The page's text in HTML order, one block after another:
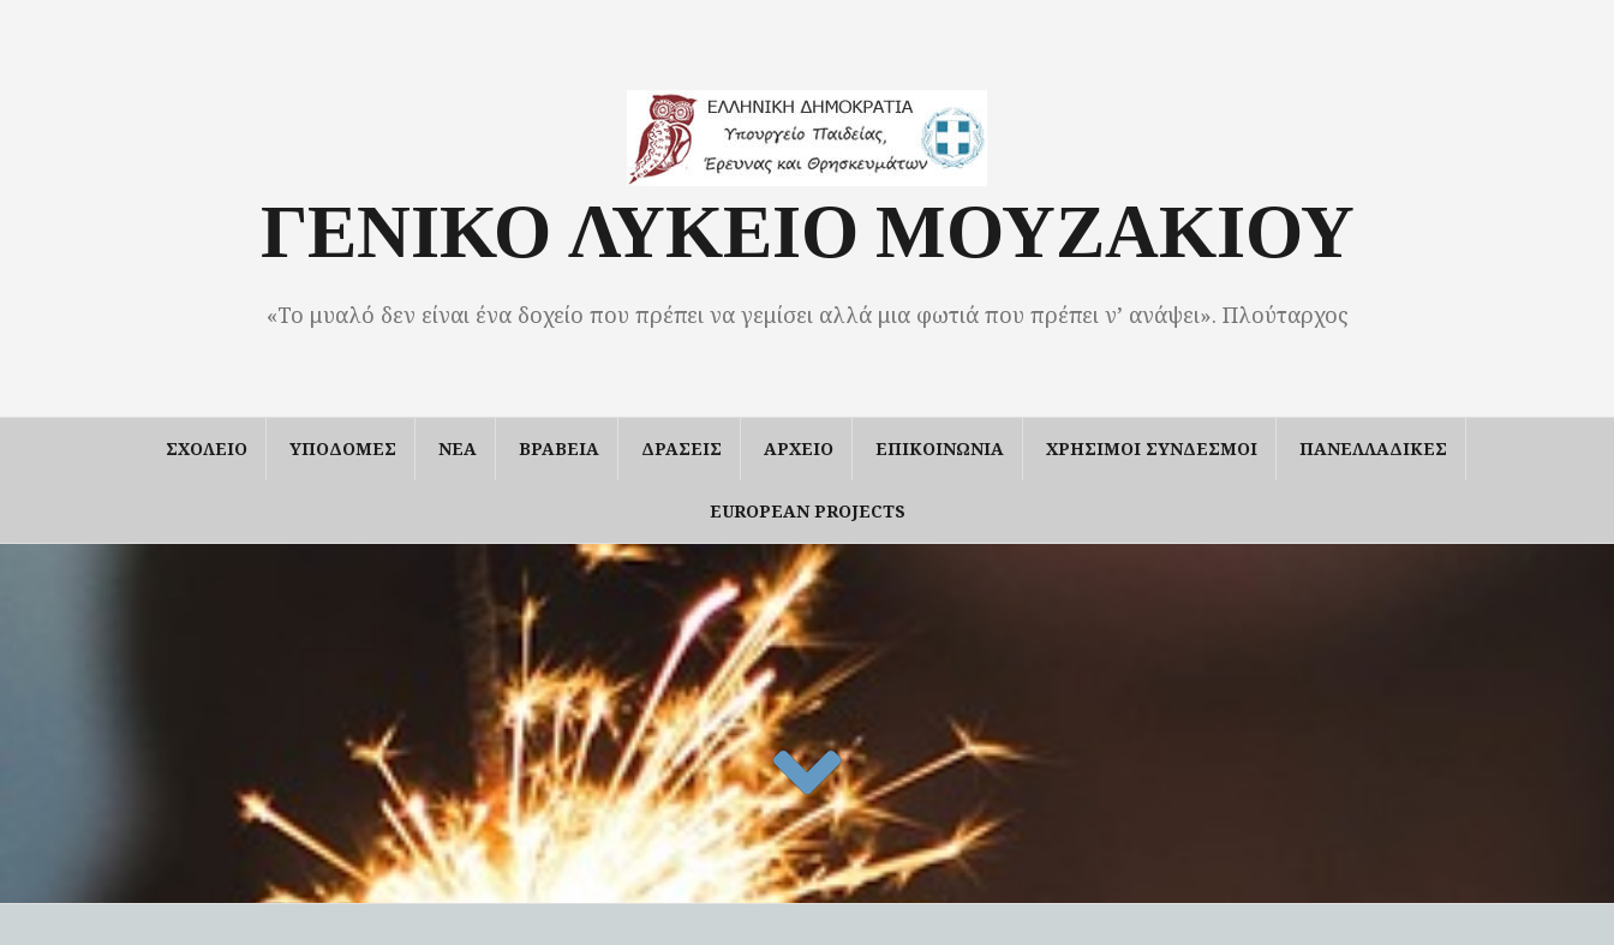
ΓΕΝΙΚΟ ΛΥΚΕΙΟ ΜΟΥΖΑΚΙΟΥ
«Το μυαλό δεν είναι ένα δοχείο που πρέπει να γεμίσει αλλά μια φωτιά που πρέπει ν’ ανάψει». Πλούταρχος
ΣΧΟΛΕΙΟ ΥΠΟΔΟΜΕΣ ΝΕΑ ΒΡΑΒΕΙΑ ΔΡΑΣΕΙΣ ΑΡΧΕΙΟ ΕΠΙΚΟΙΝΩΝΙΑ ΧΡΗΣΙΜΟΙ ΣΥΝΔΕΣΜΟΙ ΠΑΝΕΛΛΑΔΙΚΕΣ
EUROPEAN PROJECTS